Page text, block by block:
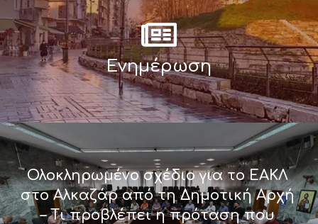
Ολοκληρωμένο σχέδιο για το ΕΑΚΛ
στο Αλκαζάρ από τη Δημοτική Αρχή
– Τι προβλέπει η πρόταση που
Ενημέρωση